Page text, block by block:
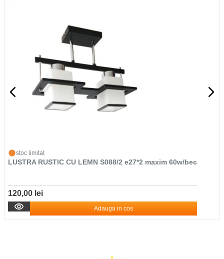
stoc limitat
LUSTRA RUSTIC CU LEMN S088/2 e27*2 maxim 60w/bec
120,00 lei
Adauga in cos